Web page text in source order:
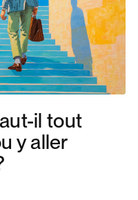
il tout
y aller